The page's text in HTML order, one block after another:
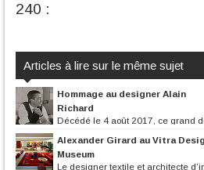
240 :
Articles à lire sur le même sujet
Hommage au designer Alain
Richard
Décédé le 4 août 2017, ce grand
français symbolise la modernité et...
Alexander Girard au Vitra
Museum
Le designer textile et architecte